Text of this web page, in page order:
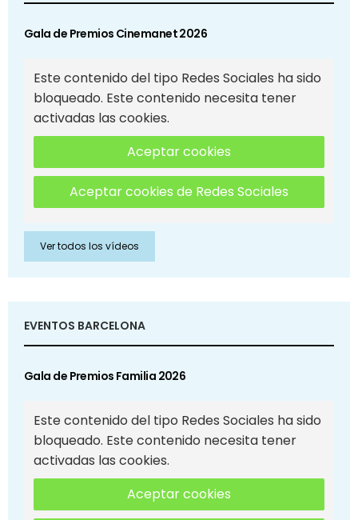
Gala de Premios Cinemanet 2026
Este contenido del tipo Redes Sociales ha sido
bloqueado. Este contenido necesita tener
activadas las cookies.
Aceptar cookies
Aceptar cookies de Redes Sociales
Ver todos los vídeos
EVENTOS BARCELONA
Gala de Premios Familia 2026
Este contenido del tipo Redes Sociales ha sido
bloqueado. Este contenido necesita tener
activadas las cookies.
Aceptar cookies